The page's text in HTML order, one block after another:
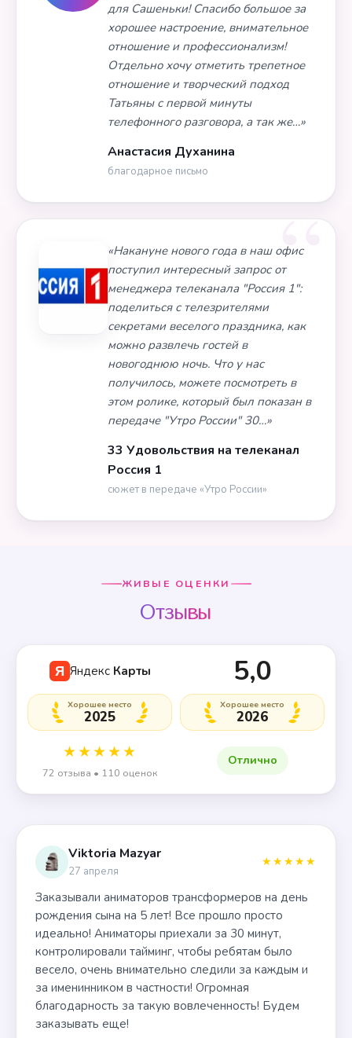
для Сашеньки! Спасибо большое за
хорошее настроение, внимательное
отношение и профессионализм!
Отдельно хочу отметить трепетное
отношение и творческий подход
Татьяны с первой минуты
телефонного разговора, а так же…»
Анастасия Духанина
благодарное письмо
«Накануне нового года в наш офис
поступил интересный запрос от
менеджера телеканала "Россия 1":
поделиться с телезрителями
секретами веселого праздника, как
можно развлечь гостей в
новогоднюю ночь. Что у нас
получилось, можете посмотреть в
этом ролике, который был показан в
передаче "Утро России" 30…»
33 Удовольствия на телеканал
Россия 1
сюжет в передаче «Утро России»
ЖИВЫЕ ОЦЕНКИ
Отзывы
Я Яндекс Карты 5,0
★★★★★
72 отзыва • 110 оценок
Хорошее место
2025
Хорошее место
2026
Отлично
Viktoria Mazyar
27 апреля
★★★★★
Заказывали аниматоров трансформеров на день
рождения сына на 5 лет! Все прошло просто
идеально! Аниматоры приехали за 30 минут,
контролировали тайминг, чтобы ребятам было
весело, очень внимательно следили за каждым и
за именинником в частности! Огромная
благодарность за такую вовлеченность! Будем
заказывать еще!